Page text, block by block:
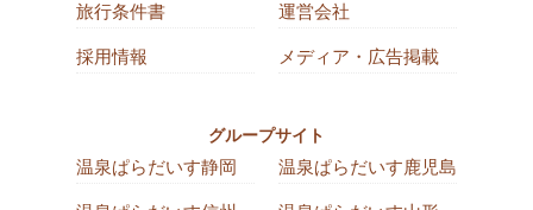
旅行条件書 運営会社
採用情報 メディア・広告掲載
グループサイト
温泉ぱらだいす静岡 温泉ぱらだいす鹿児島